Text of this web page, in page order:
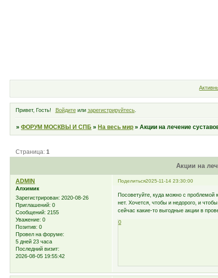
Привет, Гость! Войдитеили зарегистрируйтесь.
»ФОРУМ МОСКВЫ И СПБ »На весь мир »Акции на лечение
Акции на
Страница:1
Поделиться2025-11-14 23:30:00
ADMIN
Алхимик
Зарегистрирован: 2020-08-26
Приглашений: 0
Сообщений: 2155
Уважение: 0
Позитив: 0
Провел на форуме:
5 дней 23 часа
Последний визит:
2026-08-05 19:55:42
Посоветуйте, куда можно с проблемой
нет. Хочется, чтобы и недорого, и
сейчас какие-то выгодные акции в
0